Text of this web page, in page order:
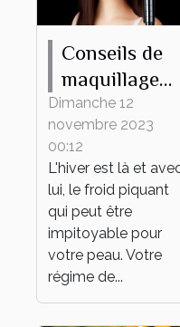
Conseils de
maquillage
pour protéger
votre peau du
froid hivernal
Dimanche 12
novembre 2023
00:12
L'hiver est là et
lui, le froid piquant
qui peut être
impitoyable pour
votre peau. Votre
régime de...